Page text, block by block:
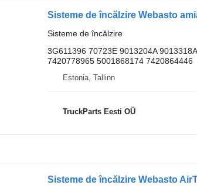
Sisteme de încălzire
3G611396 70723E 9013204A
7420778965 5001868174 7420864446
Estonia, Tallinn
TruckParts Eesti OÜ